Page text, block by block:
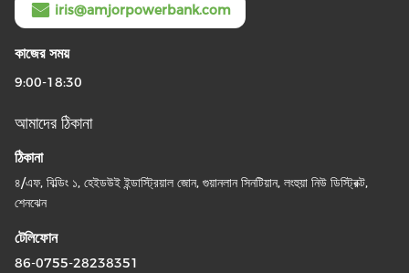
iris@amjorpowerbank.com
কাজের সময়
9:00-18:30
আমাদের ঠিকানা
ঠিকানা
৪/এফ, বিল্ডিং ১, হেইডউই ইন্ডাস্ট্রিয়াল জোন, গুয়ানলান সিনটিয়ান, লংহুয়া নিউ ডিস্ট্রিক্ট,
শেনঝেন
টেলিফোন
86-0755-28238351